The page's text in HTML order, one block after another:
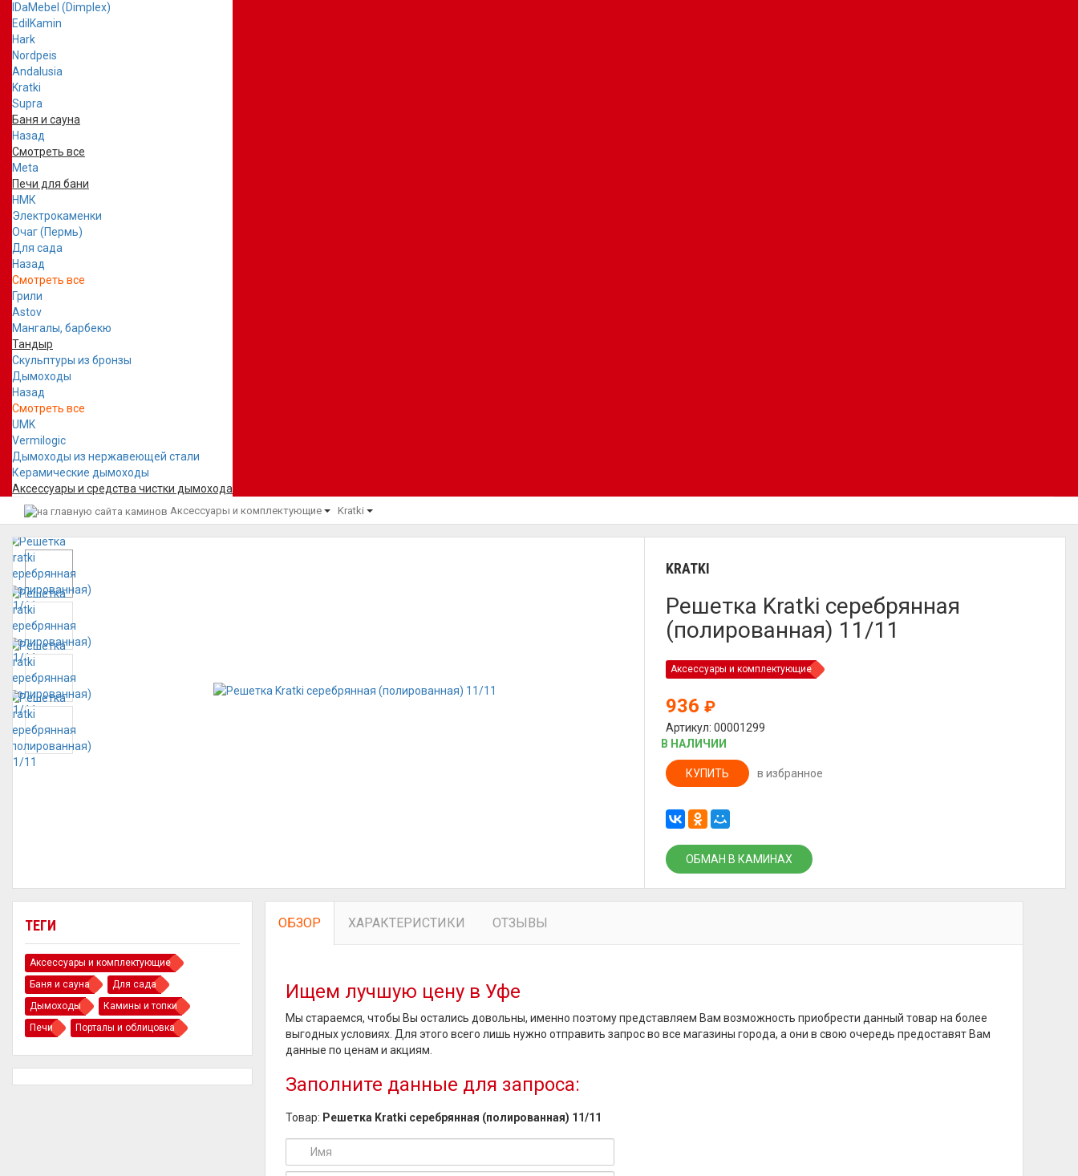
IDaMebel (Dimplex)
EdilKamin
Hark
Nordpeis
Andalusia
Kratki
Supra
Баня и сауна
Назад
Смотреть все
Meta
Печи для бани
НМК
Электрокаменки
Очаг (Пермь)
Для сада
Назад
Смотреть все
Грили
Astov
Мангалы, барбекю
Тандыр
Скульптуры из бронзы
Дымоходы
Назад
Смотреть все
UMK
Vermilogic
Дымоходы из нержавеющей стали
Керамические дымоходы
Аксессуары и средства чистки дымохода
Аксессуары и комплектующие Kratki
KRATKI
Решетка Kratki серебрянная
(полированная) 11/11
Аксессуары и комплектующие
936₽
Артикул: 00001299
В НАЛИЧИИ
КУПИТЬ в избранное
ОБМАН В КАМИНАХ
ТЕГИ
Аксессуары и комплектующие
Баня и сауна
Для сада
Дымоходы
Камины и топки
Печи
Порталы и облицовка
ОБЗОР ХАРАКТЕРИСТИКИ ОТЗЫВЫ
Ищем лучшую цену в Уфе
Мы стараемся, чтобы Вы остались довольны, именно поэтому представляем Вам возможность приобрести данный товар на более
выгодных условиях. Для этого всего лишь нужно отправить запрос во все магазины города, а они в свою очередь предоставят Вам
данные по ценам и акциям.
Заполните данные для запроса:
Товар: Решетка Kratki серебрянная (полированная) 11/11